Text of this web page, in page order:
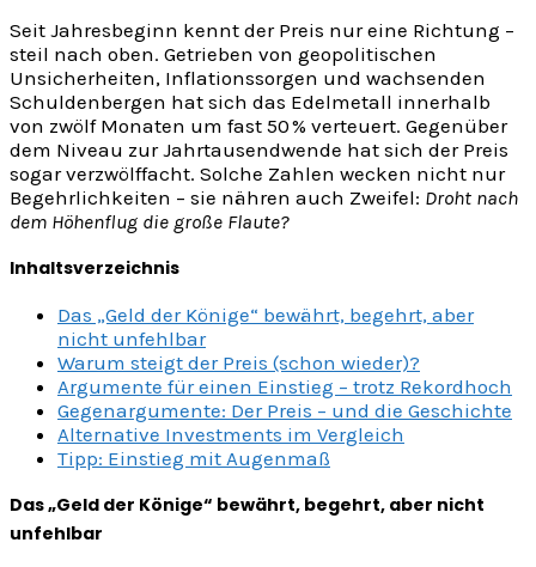
Seit Jahresbeginn kennt der Preis nur eine Richtung –
steil nach oben. Getrieben von geopolitischen
Unsicherheiten, Inflationssorgen und wachsenden
Schuldenbergen hat sich das Edelmetall innerhalb
von zwölf Monaten um fast 50 % verteuert. Gegenüber
dem Niveau zur Jahrtausendwende hat sich der Preis
sogar verzwölffacht. Solche Zahlen wecken nicht nur
Begehrlichkeiten – sie nähren auch Zweifel: Droht nach
dem Höhenflug die große Flaute?
Inhaltsverzeichnis
Das „Geld der Könige“ bewährt, begehrt, aber
nicht unfehlbar
Warum steigt der Preis (schon wieder)?
Argumente für einen Einstieg – trotz Rekordhoch
Gegenargumente: Der Preis – und die Geschichte
Alternative Investments im Vergleich
Tipp: Einstieg mit Augenmaß
Das „Geld der Könige“ bewährt, begehrt, aber nicht
unfehlbar